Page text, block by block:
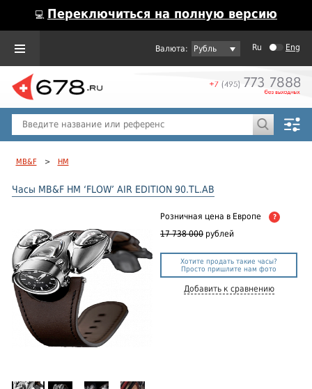
💻 Переключиться на полную версию
Рубль Ru Eng
MB&F > HM
Часы MB&F HM ‘FLOW’ AIR EDITION 90.TL.AB
Розничная цена в Европе ?
17 738 000 рублей
Хотите продать такие часы?
Просто пришлите нам фото
Добавить к сравнению